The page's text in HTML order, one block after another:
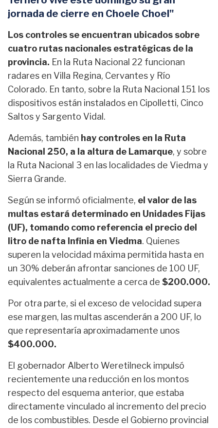
jornada de cierre en Choele Choel"
Los controles se encuentran ubicados sobre
cuatro rutas nacionales estratégicas de la
provincia. En la Ruta Nacional 22 funcionan
radares en Villa Regina, Cervantes y Río
Colorado. En tanto, sobre la Ruta Nacional 151 los
dispositivos están instalados en Cipolletti, Cinco
Saltos y Sargento Vidal.
Además, también hay controles en la Ruta
Nacional 250, a la altura de Lamarque, y sobre
la Ruta Nacional 3 en las localidades de Viedma y
Sierra Grande.
Según se informó oficialmente, el valor de las
multas estará determinado en Unidades Fijas
(UF), tomando como referencia el precio del
litro de nafta Infinia en Viedma. Quienes
superen la velocidad máxima permitida hasta en
un 30% deberán afrontar sanciones de 100 UF,
equivalentes actualmente a cerca de $200.000.
Por otra parte, si el exceso de velocidad supera
ese margen, las multas ascenderán a 200 UF, lo
que representaría aproximadamente unos
$400.000.
El gobernador Alberto Weretilneck impulsó
recientemente una reducción en los montos
respecto del esquema anterior, que estaba
directamente vinculado al incremento del precio
de los combustibles. Desde el Gobierno provincial